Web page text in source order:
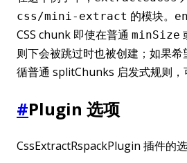
css/mini-extract 的模块。
CSS chunk 即使在普通 minSize
则下会被跳过时也被创建；如果
循普通 splitChunks 启发式规则，
#Plugin 选项
CssExtractRspackPlugin 插件的选